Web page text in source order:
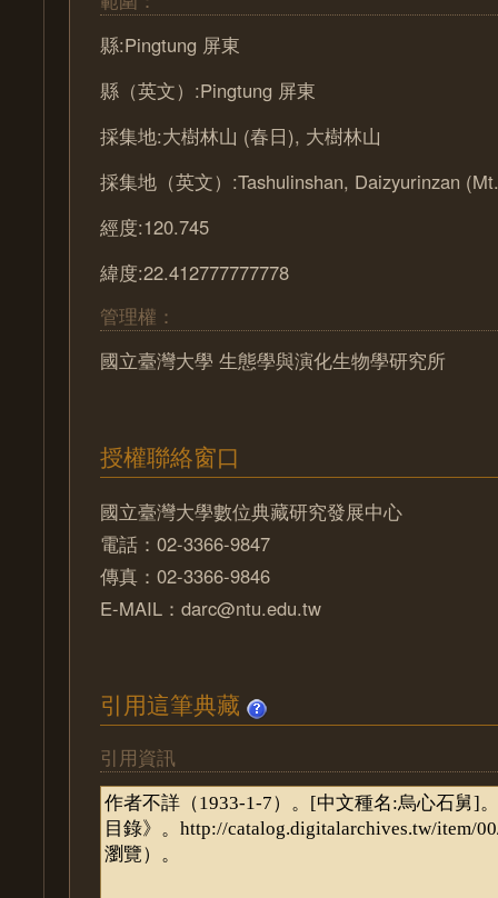
縣:Pingtung 屏東
縣（英文）:Pingtung 屏東
採集地:大樹林山 (春日), 大樹林山
採集地（英文）:Tashulinshan, Daizyurinzan
經度:120.745
緯度:22.412777777778
管理權：
國立臺灣大學 生態學與演化生物學研究所
授權聯絡窗口
國立臺灣大學數位典藏研究發展中心
電話：02-3366-9847
傳真：02-3366-9846
E-MAIL：darc@ntu.edu.tw
引用這筆典藏
引用資訊